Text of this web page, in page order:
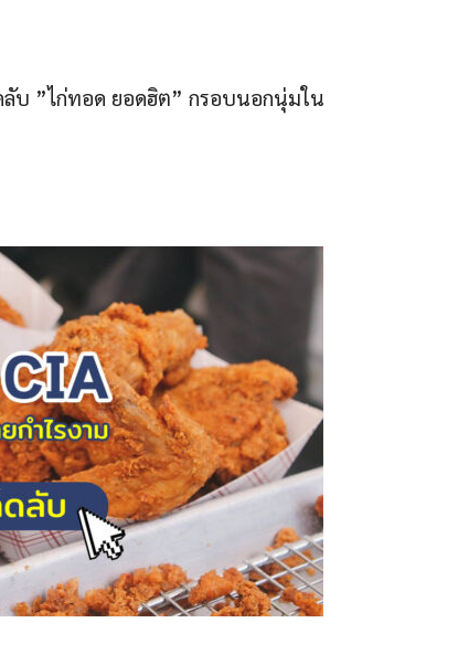
ลับ ”ไก่ทอด ยอดฮิต” กรอบนอกนุ่มใน